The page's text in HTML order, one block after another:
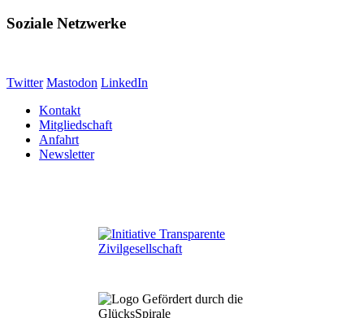
Soziale Netzwerke
Twitter Mastodon LinkedIn
Kontakt
Mitgliedschaft
Anfahrt
Newsletter